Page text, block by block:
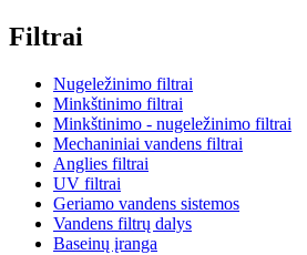
Filtrai
Nugeležinimo filtrai
Minkštinimo filtrai
Minkštinimo - nugeležinimo filtrai
Mechaniniai vandens filtrai
Anglies filtrai
UV filtrai
Geriamo vandens sistemos
Vandens filtrų dalys
Baseinų įranga